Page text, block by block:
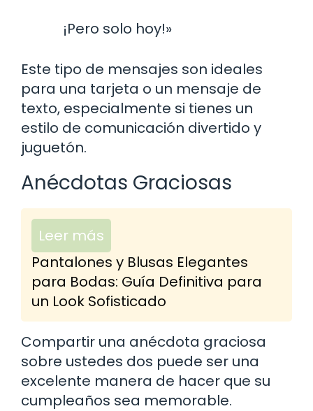
¡Pero solo hoy!»
Este tipo de mensajes son ideales
para una tarjeta o un mensaje de
texto, especialmente si tienes un
estilo de comunicación divertido y
juguetón.
Anécdotas Graciosas
Leer más
Pantalones y Blusas Elegantes
para Bodas: Guía Definitiva para
un Look Sofisticado
Compartir una anécdota graciosa
sobre ustedes dos puede ser una
excelente manera de hacer que su
cumpleaños sea memorable.